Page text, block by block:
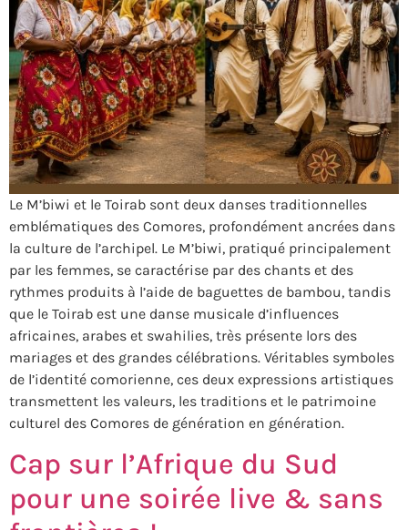
Le M’biwi et le Toirab sont deux danses traditionnelles
emblématiques des Comores, profondément ancrées dans
la culture de l’archipel. Le M’biwi, pratiqué principalement
par les femmes, se caractérise par des chants et des
rythmes produits à l’aide de baguettes de bambou, tandis
que le Toirab est une danse musicale d’influences
africaines, arabes et swahilies, très présente lors des
mariages et des grandes célébrations. Véritables symboles
de l’identité comorienne, ces deux expressions artistiques
transmettent les valeurs, les traditions et le patrimoine
culturel des Comores de génération en génération.
Cap sur l’Afrique du Sud
pour une soirée live & sans